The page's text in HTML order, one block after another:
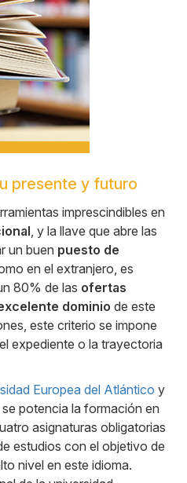
presente y futuro
imprescindibles en
, y la llave que abre las
un buen puesto de
en el extranjero, es
80% de las ofertas
dominio de este
este criterio se impone
expediente o la trayectoria
Europea del Atlántico y
se potencia la formación en
asignaturas obligatorias
estudios con el objetivo de
nivel en este idioma.